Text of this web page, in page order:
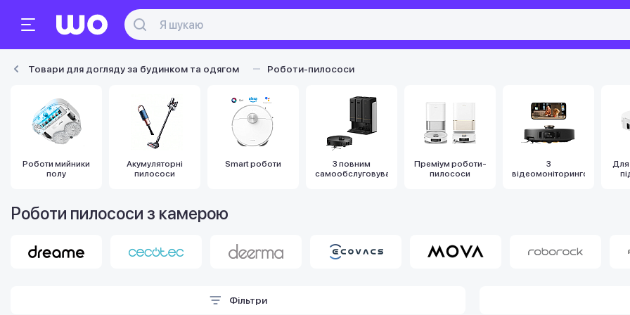
Товари для догляду за будинком та одягом Роботи-пилососи
Роботи мийники
полу
Акумуляторні
пилососи
Smart роботи
З повним
самообслуговуванням
Преміум роботи-
пилососи
З
відеомоніторингом
Для
Роботи пилососи з камерою
Фільтри